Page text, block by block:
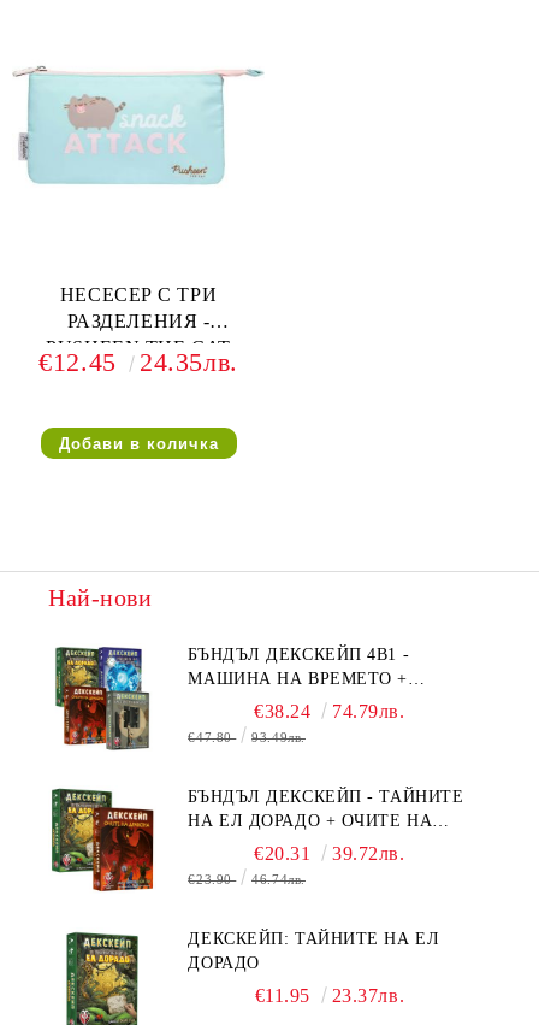
НЕСЕСЕР С ТРИ
РАЗДЕЛЕНИЯ -
PUSHEEN THE CAT
€12.45 24.35лв.
Най-нови
БЪНДЪЛ ДЕКСКЕЙП 4В1 -
МАШИНА НА ВРЕМЕТО +
БЯГСТВО ОТ АЛКАТРАЗ +
ТАЙНИТЕ НА ЕЛ ДОРАДО +
€38.24 74.79лв.
€47.80 93.49лв.
БЪНДЪЛ ДЕКСКЕЙП - ТАЙНИТЕ
НА ЕЛ ДОРАДО + ОЧИТЕ НА
ДРАКОНА€20.31 39.72лв.
€23.90 46.74лв.
ДЕКСКЕЙП: ТАЙНИТЕ НА ЕЛ
ДОРАДО
€11.95 23.37лв.